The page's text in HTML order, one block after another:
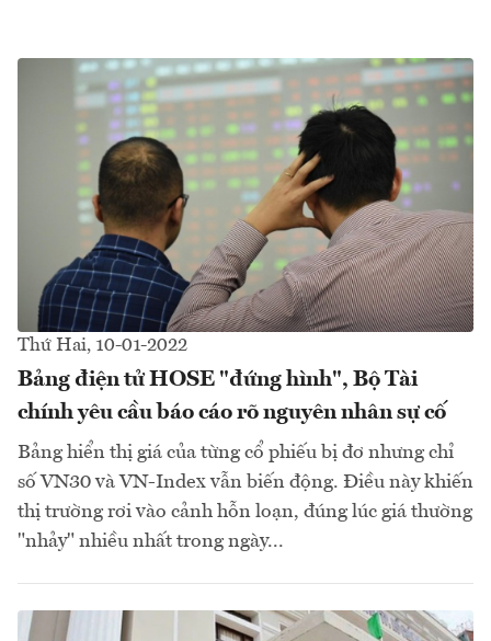
Thứ Hai, 10-01-2022
Bảng điện tử HOSE "đứng hình", Bộ Tài
chính yêu cầu báo cáo rõ nguyên nhân sự cố
Bảng hiển thị giá của từng cổ phiếu bị đơ nhưng chỉ
số VN30 và VN-Index vẫn biến động. Điều này khiến
thị trường rơi vào cảnh hỗn loạn, đúng lúc giá thường
"nhảy" nhiều nhất trong ngày...